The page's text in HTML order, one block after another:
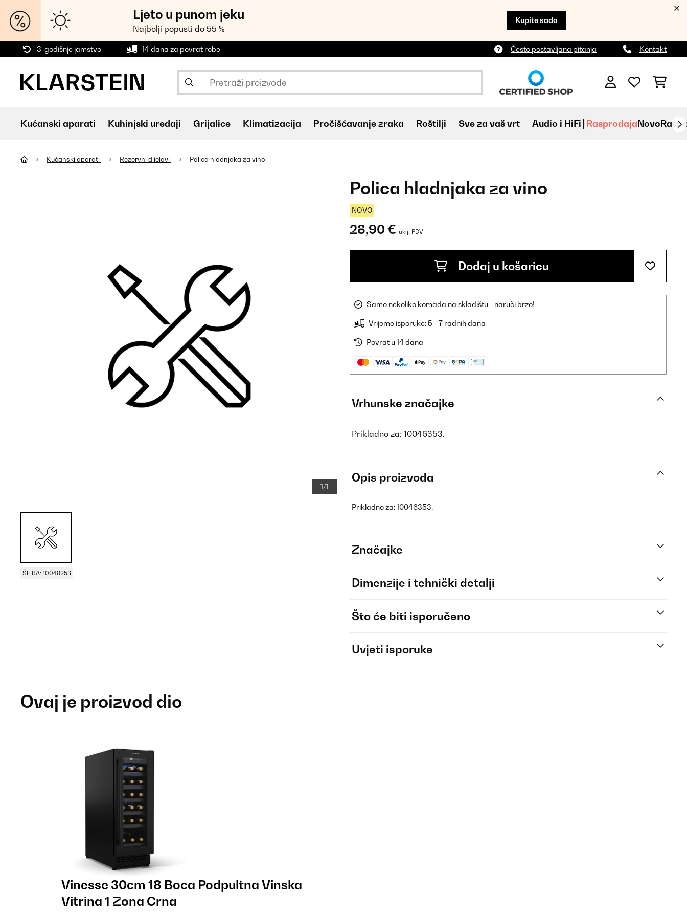
Ljeto u punom jeku
Najbolji popusti do 55 %
Kupite sada
3-godišnje jamstvo 14 dana za povrat robe Često postavljana pitanja Kontakt
Kućanski aparati Kuhinjski uređaji Grijalice Klimatizacija Pročišćavanje zraka Roštilji Sve za vaš vrt Audio i HiFi RasprodajaNovo
Kućanski aparati Rezervni dijelovi Polica hladnjaka za vino
1/1
ŠIFRA: 10048253
Polica hladnjaka za vino
NOVO
28,90 € uklj. PDV
Dodaj u košaricu
Samo nekoliko komada na skladištu - naruči brzo!
Vrijeme isporuke: 5 - 7 radnih dana
Povrat u 14 dana
Vrhunske značajke
Prikladno za: 10046353.
Opis proizvoda
Prikladno za: 10046353.
Značajke
Dimenzije i tehnički detalji
Što će biti isporučeno
Uvjeti isporuke
Ovaj je proizvod dio
Vinesse 30cm 18 Boca Podpultna Vinska
Vitrina 1 Zona Crna